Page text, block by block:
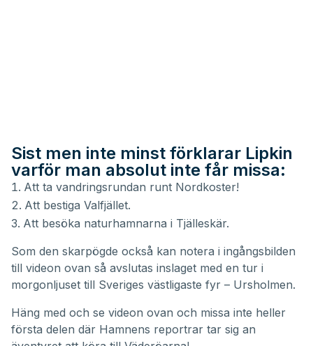
Sist men inte minst förklarar Lipkin
varför man absolut inte får missa:
Att ta vandringsrundan runt Nordkoster!
Att bestiga Valfjället.
Att besöka naturhamnarna i Tjälleskär.
Som den skarpögde också kan notera i ingångsbilden
till videon ovan så avslutas inslaget med en tur i
morgonljuset till Sveriges västligaste fyr – Ursholmen.
Häng med och se videon ovan och missa inte heller
första delen där Hamnens reportrar tar sig an